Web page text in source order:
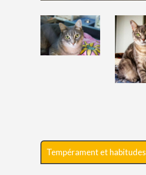
Tempérament et habitudes